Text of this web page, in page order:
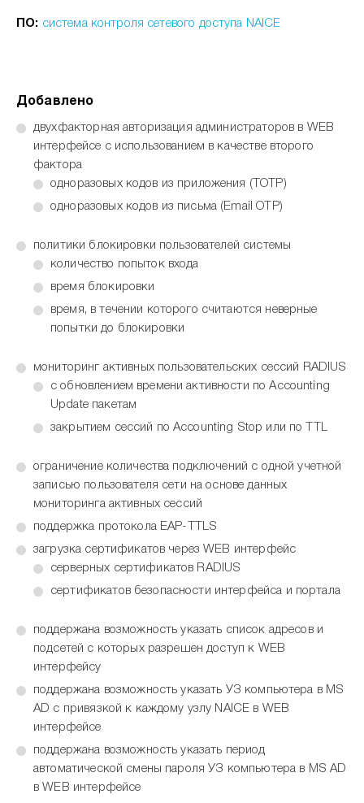
ПО: система контроля сетевого доступа NAICE
Добавлено
двухфакторная авторизация администраторов в WEB
интерфейсе с использованием в качестве второго
фактора
одноразовых кодов из приложения (TOTP)
одноразовых кодов из письма (Email OTP)
политики блокировки пользователей системы
количество попыток входа
время блокировки
время, в течении которого считаются неверные
попытки до блокировки
мониторинг активных пользовательских сессий RADIUS
с обновлением времени активности по Accounting
Update пакетам
закрытием сессий по Accounting Stop или по TTL
ограничение количества подключений с одной учетной
записью пользователя сети на основе данных
мониторинга активных сессий
поддержка протокола EAP-TTLS
загрузка сертификатов через WEB интерфейс
серверных сертификатов RADIUS
сертификатов безопасности интерфейса и портала
поддержана возможность указать список адресов и
подсетей с которых разрешен доступ к WEB
интерфейсу
поддержана возможность указать УЗ компьютера в MS
AD с привязкой к каждому узлу NAICE в WEB
интерфейсе
поддержана возможность указать период
автоматической смены пароля УЗ компьютера в MS AD
в WEB интерфейсе